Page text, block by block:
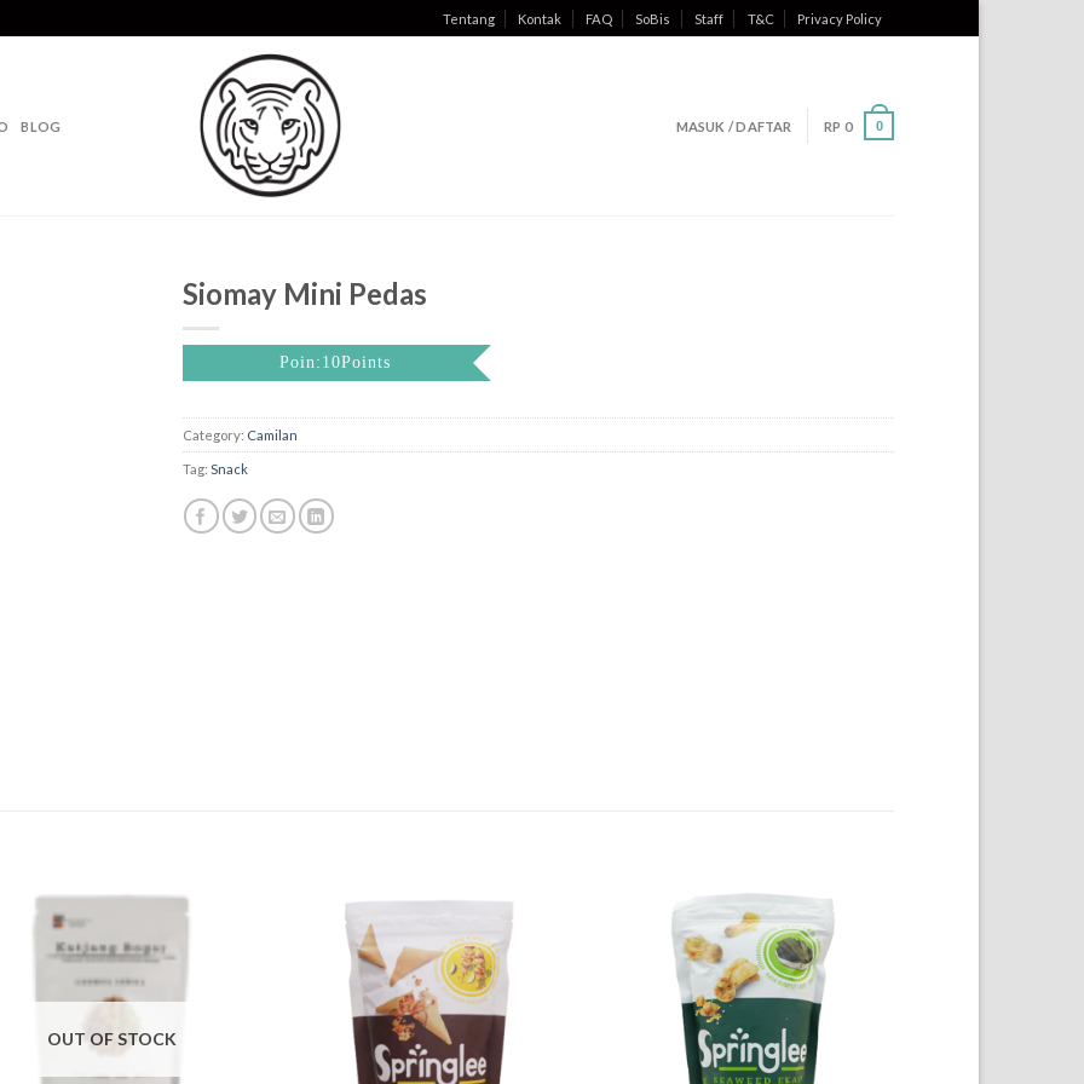
Tentang Kontak FAQ SoBis Staff T&C Privacy Policy
BLOG MASUK / DAFTAR RP 0 0
Siomay Mini Pedas
Poin:10Points
Category: Camilan
Tag: Snack
OUT OF STOCK